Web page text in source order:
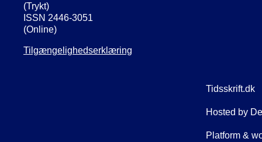
(Trykt)
ISSN 2446-3051
(Online)
Tilgængelighedserklæring